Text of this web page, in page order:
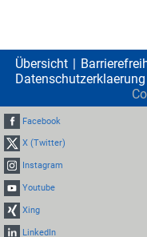
Übersicht
Datenschutzerklaerung
Facebook
X (Twitter)
Instagram
Youtube
Xing
LinkedIn